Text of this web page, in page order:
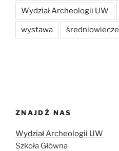
Wydział Archeologii UW
wystawa średniowiecze
ZNAJDŹ NAS
Wydział Archeologii UW
Szkoła Główna